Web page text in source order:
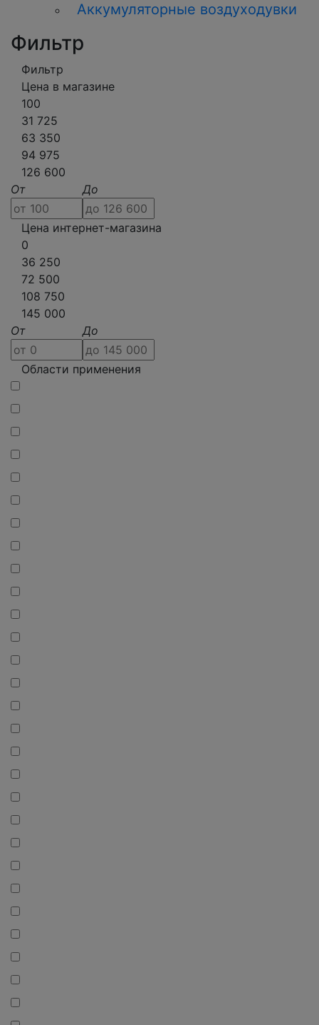
Аккумуляторные воздуходувки
Фильтр
Фильтр
Цена в магазине
100
31 725
63 350
94 975
126 600
От
До
Цена интернет-магазина
0
36 250
72 500
108 750
145 000
От
До
Области применения